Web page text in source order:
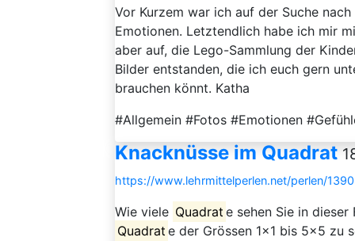
Vor Kurzem war ich auf der Suche
Emotionen. Letztendlich habe ich mir
aber auf, die Lego-Sammlung der
Bilder entstanden, die ich euch gern
brauchen könnt. Katha
#Allgemein #Fotos #Emotionen
Knacknüsse im Quadrat
https://www.lehrmittelperlen.net/perlen/
Wie viele Quadrat e sehen Sie in
Quadrat e der Grössen 1x1 bis 5x5 zu